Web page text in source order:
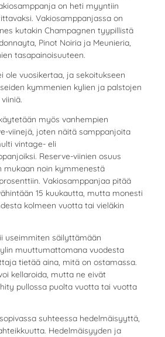
on heti myyntiin
Vakiosamppanjassa on
kutakin Champagnen tyypillistä
Pinot Noiria ja Meunieria,
tasapainoisuuteen.
ole vuosikertaa, ja sekoitukseen
kymmenien kylien ja palstojen
myös vanhempien
viinejä, joten näitä samppanjoita
vintage- eli
Reserve-viinien osuus
mukaan noin kymmenestä
Vakiosamppanjaa pitää
15 kuukautta, mutta monesti
kolmeen vuotta tai vieläkin
useimmiten säilyttämään
muuttumattomana vuodesta
tietää aina, mitä on ostamassa.
kellaroida, mutta ne eivät
pullossa puolta vuotta tai vuotta
suhteessa hedelmäisyyttä,
Hedelmäisyyden ja